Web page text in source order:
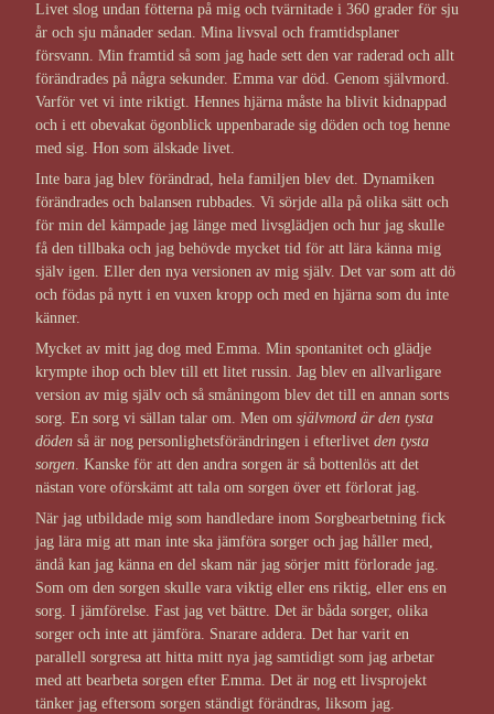
Livet slog undan fötterna på mig och tvärnitade i 360 grader för sju
år och sju månader sedan. Mina livsval och framtidsplaner
försvann. Min framtid så som jag hade sett den var raderad och allt
förändrades på några sekunder. Emma var död. Genom självmord.
Varför vet vi inte riktigt. Hennes hjärna måste ha blivit kidnappad
och i ett obevakat ögonblick uppenbarade sig döden och tog henne
med sig. Hon som älskade livet.
Inte bara jag blev förändrad, hela familjen blev det. Dynamiken
förändrades och balansen rubbades. Vi sörjde alla på olika sätt och
för min del kämpade jag länge med livsglädjen och hur jag skulle
få den tillbaka och jag behövde mycket tid för att lära känna mig
själv igen. Eller den nya versionen av mig själv. Det var som att dö
och födas på nytt i en vuxen kropp och med en hjärna som du inte
känner.
Mycket av mitt jag dog med Emma. Min spontanitet och glädje
krympte ihop och blev till ett litet russin. Jag blev en allvarligare
version av mig själv och så småningom blev det till en annan sorts
sorg. En sorg vi sällan talar om. Men om självmord är den tysta
döden så är nog personlighetsförändringen i efterlivet den tysta
sorgen. Kanske för att den andra sorgen är så bottenlös att det
nästan vore oförskämt att tala om sorgen över ett förlorat jag.
När jag utbildade mig som handledare inom Sorgbearbetning fick
jag lära mig att man inte ska jämföra sorger och jag håller med,
ändå kan jag känna en del skam när jag sörjer mitt förlorade jag.
Som om den sorgen skulle vara viktig eller ens riktig, eller ens en
sorg. I jämförelse. Fast jag vet bättre. Det är båda sorger, olika
sorger och inte att jämföra. Snarare addera. Det har varit en
parallell sorgresa att hitta mitt nya jag samtidigt som jag arbetar
med att bearbeta sorgen efter Emma. Det är nog ett livsprojekt
tänker jag eftersom sorgen ständigt förändras, liksom jag.